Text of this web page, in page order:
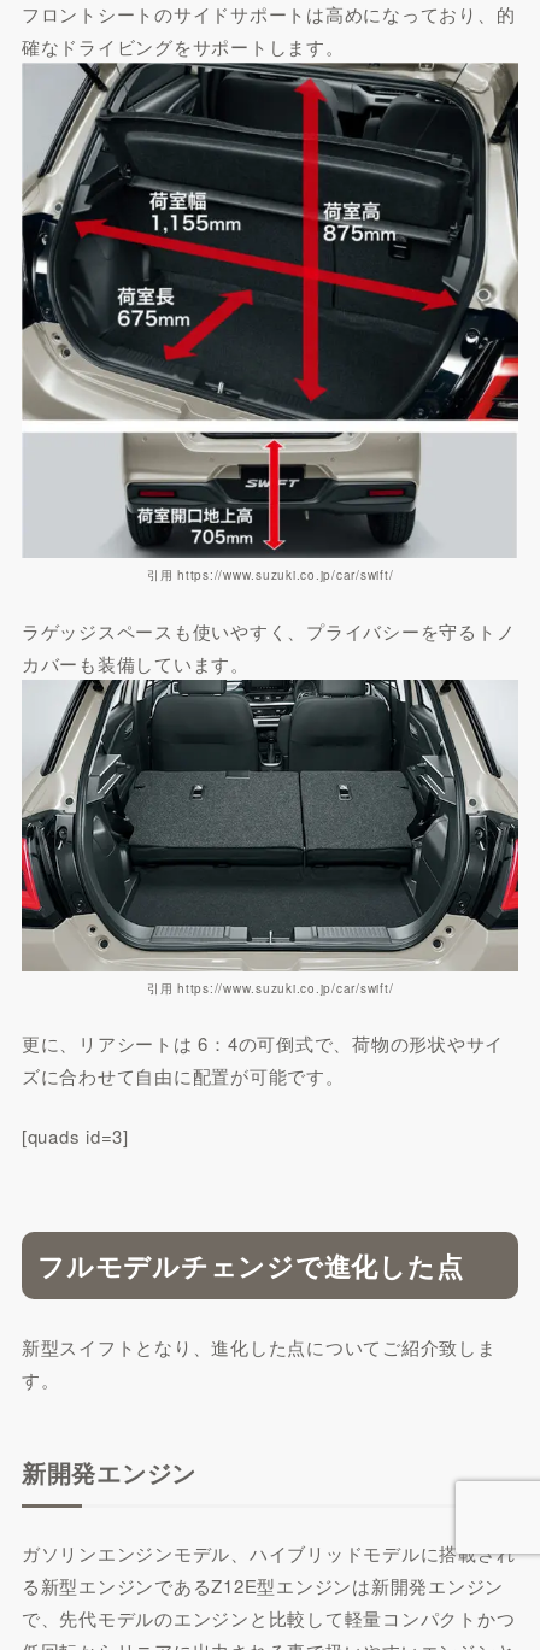
フロントシートのサイドサポートは高めになっており、的
確なドライビングをサポートします。
引用 https://www.suzuki.co.jp/car/swift/
ラゲッジスペースも使いやすく、プライバシーを守るトノ
カバーも装備しています。
引用 https://www.suzuki.co.jp/car/swift/
更に、リアシートは 6：4の可倒式で、荷物の形状やサイ
ズに合わせて自由に配置が可能です。
[quads id=3]
フルモデルチェンジで進化した点
新型スイフトとなり、進化した点についてご紹介致しま
す。
新開発エンジン
ガソリンエンジンモデル、ハイブリッドモデルに搭載され
る新型エンジンであるZ12E型エンジンは新開発エンジン
で、先代モデルのエンジンと比較して軽量コンパクトかつ